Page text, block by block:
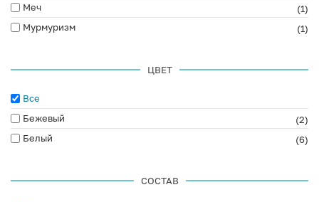
Меч
(1)
Мурмуризм
(1)
ЦВЕТ
Все
Бежевый
(2)
Белый
(6)
СОСТАВ